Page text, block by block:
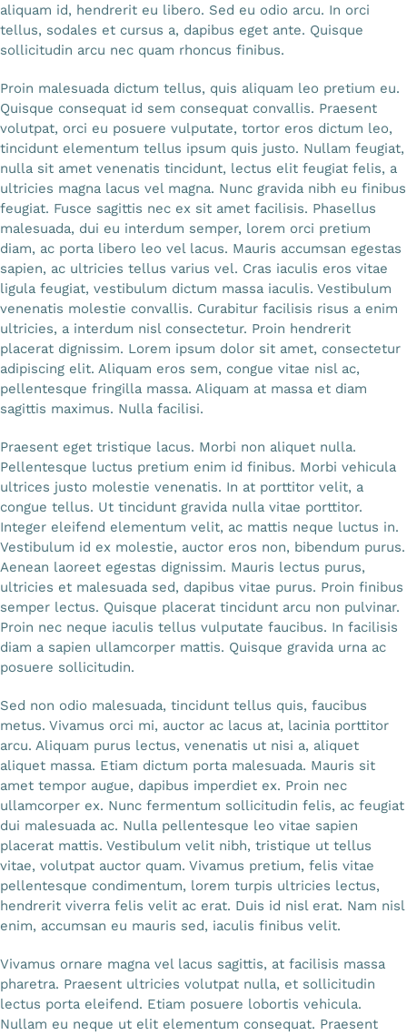
aliquam id, hendrerit eu libero. Sed eu odio arcu. In orci
tellus, sodales et cursus a, dapibus eget ante. Quisque
sollicitudin arcu nec quam rhoncus finibus.
Proin malesuada dictum tellus, quis aliquam leo pretium eu.
Quisque consequat id sem consequat convallis. Praesent
volutpat, orci eu posuere vulputate, tortor eros dictum leo,
tincidunt elementum tellus ipsum quis justo. Nullam feugiat,
nulla sit amet venenatis tincidunt, lectus elit feugiat felis, a
ultricies magna lacus vel magna. Nunc gravida nibh eu finibus
feugiat. Fusce sagittis nec ex sit amet facilisis. Phasellus
malesuada, dui eu interdum semper, lorem orci pretium
diam, ac porta libero leo vel lacus. Mauris accumsan egestas
sapien, ac ultricies tellus varius vel. Cras iaculis eros vitae
ligula feugiat, vestibulum dictum massa iaculis. Vestibulum
venenatis molestie convallis. Curabitur facilisis risus a enim
ultricies, a interdum nisl consectetur. Proin hendrerit
placerat dignissim. Lorem ipsum dolor sit amet, consectetur
adipiscing elit. Aliquam eros sem, congue vitae nisl ac,
pellentesque fringilla massa. Aliquam at massa et diam
sagittis maximus. Nulla facilisi.
Praesent eget tristique lacus. Morbi non aliquet nulla.
Pellentesque luctus pretium enim id finibus. Morbi vehicula
ultrices justo molestie venenatis. In at porttitor velit, a
congue tellus. Ut tincidunt gravida nulla vitae porttitor.
Integer eleifend elementum velit, ac mattis neque luctus in.
Vestibulum id ex molestie, auctor eros non, bibendum purus.
Aenean laoreet egestas dignissim. Mauris lectus purus,
ultricies et malesuada sed, dapibus vitae purus. Proin finibus
semper lectus. Quisque placerat tincidunt arcu non pulvinar.
Proin nec neque iaculis tellus vulputate faucibus. In facilisis
diam a sapien ullamcorper mattis. Quisque gravida urna ac
posuere sollicitudin.
Sed non odio malesuada, tincidunt tellus quis, faucibus
metus. Vivamus orci mi, auctor ac lacus at, lacinia porttitor
arcu. Aliquam purus lectus, venenatis ut nisi a, aliquet
aliquet massa. Etiam dictum porta malesuada. Mauris sit
amet tempor augue, dapibus imperdiet ex. Proin nec
ullamcorper ex. Nunc fermentum sollicitudin felis, ac feugiat
dui malesuada ac. Nulla pellentesque leo vitae sapien
placerat mattis. Vestibulum velit nibh, tristique ut tellus
vitae, volutpat auctor quam. Vivamus pretium, felis vitae
pellentesque condimentum, lorem turpis ultricies lectus,
hendrerit viverra felis velit ac erat. Duis id nisl erat. Nam nisl
enim, accumsan eu mauris sed, iaculis finibus velit.
Vivamus ornare magna vel lacus sagittis, at facilisis massa
pharetra. Praesent ultricies volutpat nulla, et sollicitudin
lectus porta eleifend. Etiam posuere lobortis vehicula.
Nullam eu neque ut elit elementum consequat. Praesent